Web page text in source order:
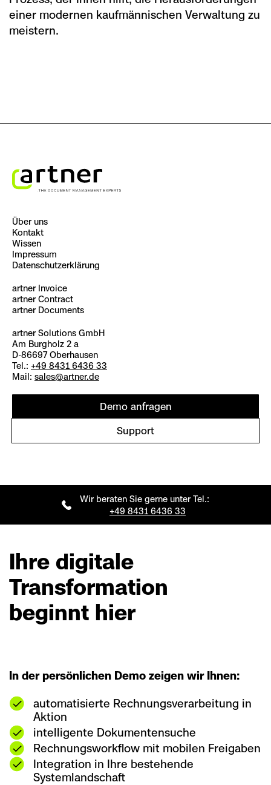
einer modernen kaufmännischen Verwaltung zu
meistern.
Über uns
Kontakt
Wissen
Impressum
Datenschutzerklärung
artner Invoice
artner Contract
artner Documents
artner Solutions GmbH
Am Burgholz 2 a
D-86697 Oberhausen
Tel.: +49 8431 6436 33
Mail: sales@artner.de
Demo anfragen
Support
Wir beraten Sie gerne unter Tel.:
+49 8431 6436 33
Ihre digitale
Transformation
beginnt hier
In der persönlichen Demo zeigen wir Ihnen:
automatisierte Rechnungsverarbeitung in
Aktion
intelligente Dokumentensuche
Rechnungsworkflow mit mobilen Freigaben
Integration in Ihre bestehende
Systemlandschaft